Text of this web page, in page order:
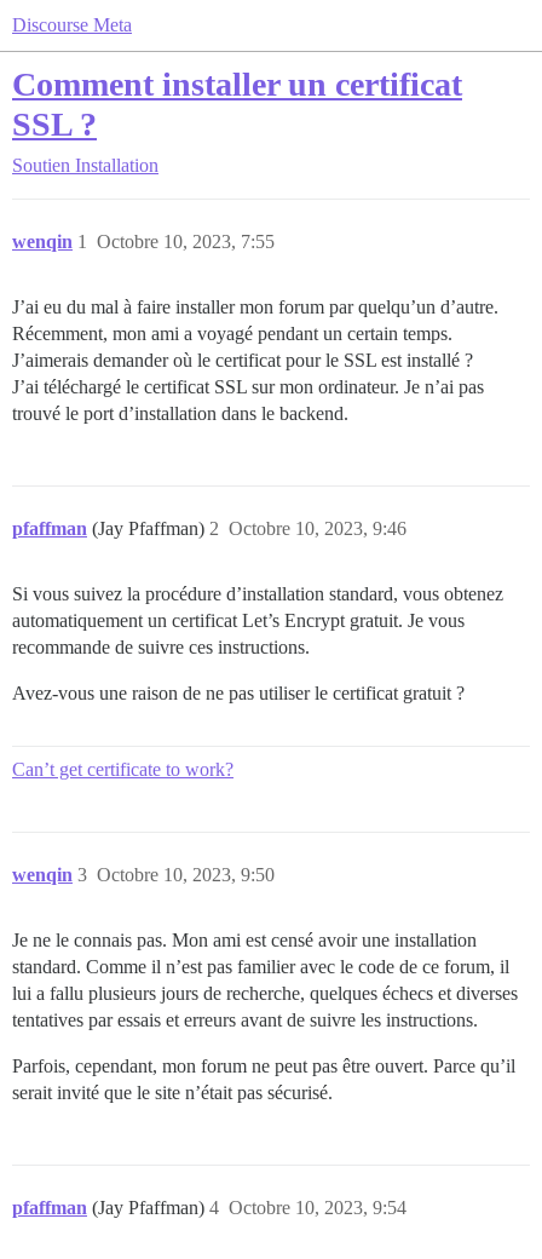
Discourse Meta
Comment installer un certificat
SSL ?
Soutien Installation
wenqin Octobre 10, 2023, 7:55
1
J’ai eu du mal à faire installer mon forum par quelqu’un d’autre.
Récemment, mon ami a voyagé pendant un certain temps.
J’aimerais demander où le certificat pour le SSL est installé ?
J’ai téléchargé le certificat SSL sur mon ordinateur. Je n’ai pas
trouvé le port d’installation dans le backend.
pfaffman (Jay Pfaffman) Octobre 10, 2023, 9:46
2
Si vous suivez la procédure d’installation standard, vous obtenez
automatiquement un certificat Let’s Encrypt gratuit. Je vous
recommande de suivre ces instructions.
Avez-vous une raison de ne pas utiliser le certificat gratuit ?
Can’t get certificate to work?
wenqin Octobre 10, 2023, 9:50
3
Je ne le connais pas. Mon ami est censé avoir une installation
standard. Comme il n’est pas familier avec le code de ce forum, il
lui a fallu plusieurs jours de recherche, quelques échecs et diverses
tentatives par essais et erreurs avant de suivre les instructions.
Parfois, cependant, mon forum ne peut pas être ouvert. Parce qu’il
serait invité que le site n’était pas sécurisé.
pfaffman (Jay Pfaffman) Octobre 10, 2023, 9:54
4